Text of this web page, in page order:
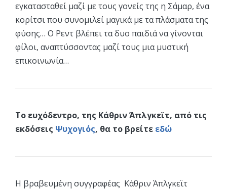
εγκατασταθεί μαζί με τους γονείς της η Σάμαρ, ένα
κορίτσι που συνομιλεί μαγικά με τα πλάσματα της
φύσης… Ο Ρεντ βλέπει τα δυο παιδιά να γίνονται
φίλοι, αναπτύσσοντας μαζί τους μια μυστική
επικοινωνία…
Το ευχόδεντρο, της Κάθριν Άπλγκεϊτ, από τις
εκδόσεις Ψυχογιός, θα το βρείτε εδώ
Η βραβευμένη συγγραφέας Κάθριν Άπλγκεϊτ